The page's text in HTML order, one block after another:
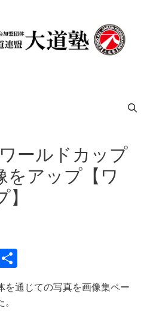
ールドカップ
をアップ【ワ
有
を通じての写真を画像集ペー